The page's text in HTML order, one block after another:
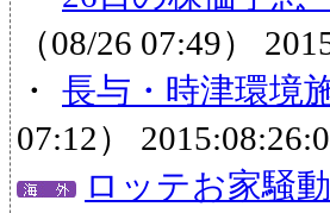
（08/26 07:49）
・ 長与・時津環境
07:12）
ロッテお家騒